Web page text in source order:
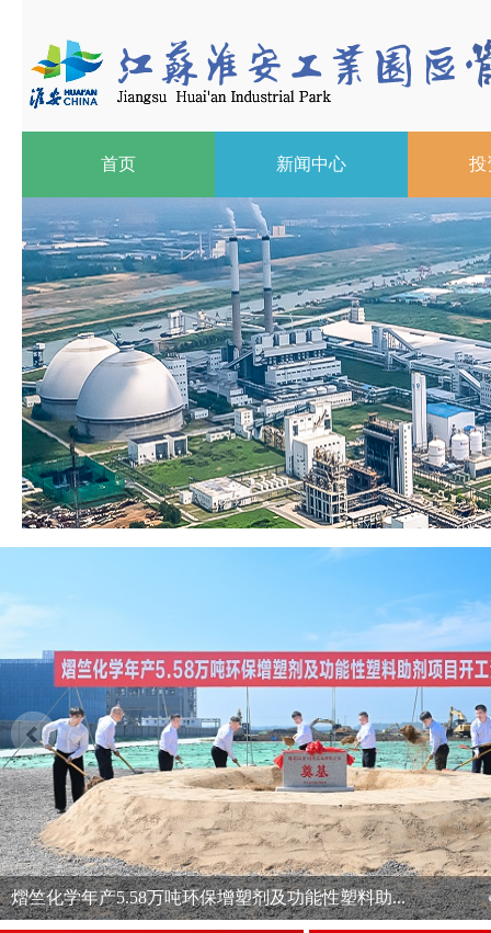
首页 新闻中心 投
熠竺化学年产5.58万吨环保增塑剂及功能性塑料助...